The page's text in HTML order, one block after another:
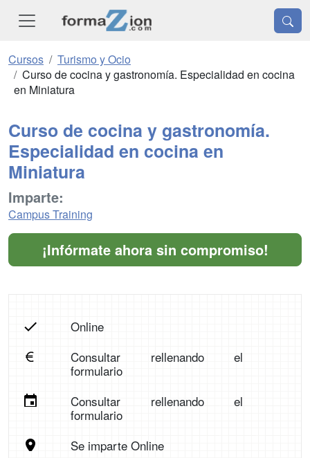
Cursos
Turismo y Ocio
Curso de cocina y gastronomía. Especialidad en cocina
en Miniatura
Curso de cocina y gastronomía.
Especialidad en cocina en
Miniatura
Imparte:
Campus Training
¡Infórmate ahora sin compromiso!
Online
Consultar rellenando el
formulario
Consultar rellenando el
formulario
Se imparte Online